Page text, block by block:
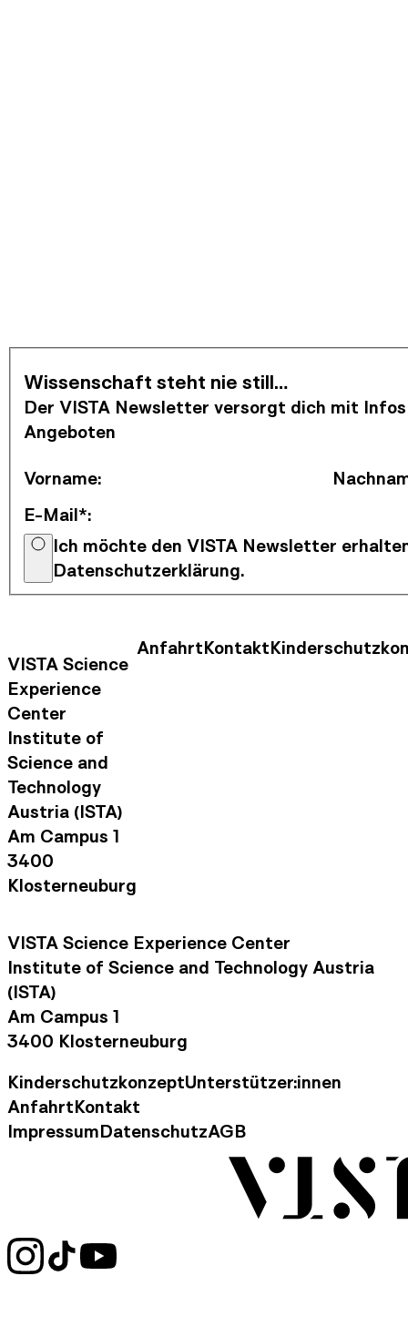
Wissenschaft steht nie still…
Der VISTA Newsletter versorgt dich mit
Angeboten
Vorname:
E-Mail*:
Ich möchte den VISTA Newsletter
Datenschutzerklärung.
VISTA Science
Experience
Center
Institute of
Science and
Technology
Austria (ISTA)
Am Campus 1
3400
Klosterneuburg
Kontaktinformationen
AnfahrtKontaktFooter
VISTA Science Experience Center
Institute of Science and Technology Austria
(ISTA)
Am Campus 1
3400 Klosterneuburg
Footer Navigation
KinderschutzkonzeptUnterstützer:innen
Kontaktinformationen
AnfahrtKontakt
Rechtliche Informationen
ImpressumDatenschutzAGB
Social Media Links